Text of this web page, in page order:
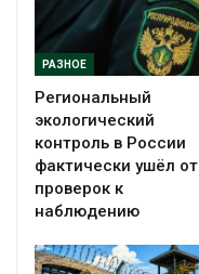
РАЗНОЕ
Региональный
экологический
контроль в России
фактически ушёл от
проверок к
наблюдению